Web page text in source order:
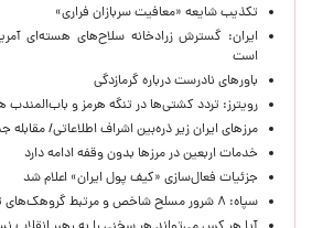
تکذیب شایعه «معافیت سربازان فراری»
ایران: گسترش زرادخانه سلاح‌های هسته‌ای
است
باورهای نادرست درباره گرمازدگی
رویترز: تردد کشتی‌ها در تنگه هرمز و
مرزهای ایران زیر ذره‌بین اشراف اطلاعاتی/ مقابله
خدمات اربعین در مرزها بدون وقفه ادامه دارد
جزئیات فعال‌سازی «کیف پول ایران» اعلام شد
سپاه: ۸ شرور مسلح شاخص و مرتبط گروهک‌های تروریستی دستگیر شدند